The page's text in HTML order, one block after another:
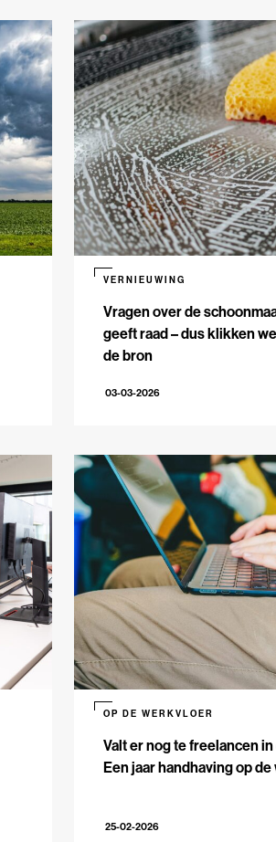
Vragen over de
geeft raad – dus klikken
de bron
VERNIEUWING
03-03-2026
Valt er nog te freelancen
Een jaar handhaving op
OP DE WERKVLOER
25-02-2026